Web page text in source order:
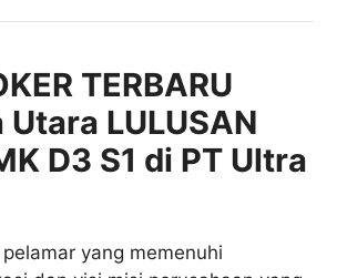
TERBARU
LULUSAN
D3 S1 di PT Ultra
yang memenuhi